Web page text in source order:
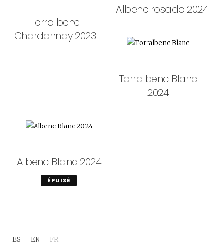
Torralbenc
Chardonnay 2023
Albenc rosado 2024
Torralbenc Blanc
2024
Albenc Blanc 2024
ÉPUISÉ
ES EN FR